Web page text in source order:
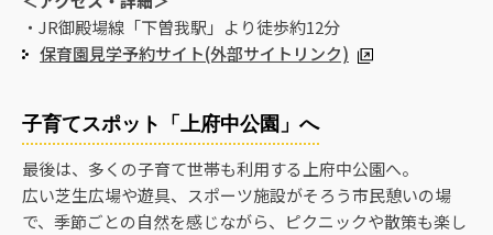
・JR御殿場線「下曽我駅」より徒歩約12分
保育園見学予約サイト(外部サイトリンク)
子育てスポット「上府中公園」へ
最後は、多くの子育て世帯も利用する上府中公園へ。
広い芝生広場や遊具、スポーツ施設がそろう市民憩いの場
で、季節ごとの自然を感じながら、ピクニックや散策も楽し